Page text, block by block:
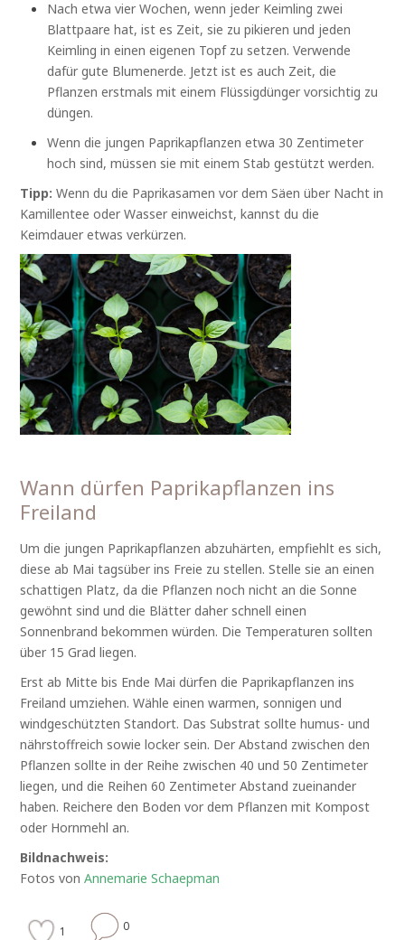
Nach etwa vier Wochen, wenn jeder Keimling zwei
Blattpaare hat, ist es Zeit, sie zu pikieren und jeden
Keimling in einen eigenen Topf zu setzen. Verwende
dafür gute Blumenerde. Jetzt ist es auch Zeit, die
Pflanzen erstmals mit einem Flüssigdünger vorsichtig zu
düngen.
Wenn die jungen Paprikapflanzen etwa 30 Zentimeter
hoch sind, müssen sie mit einem Stab gestützt werden.
Tipp: Wenn du die Paprikasamen vor dem Säen über Nacht in
Kamillentee oder Wasser einweichst, kannst du die
Keimdauer etwas verkürzen.
Wann dürfen Paprikapflanzen ins
Freiland
Um die jungen Paprikapflanzen abzuhärten, empfiehlt es sich,
diese ab Mai tagsüber ins Freie zu stellen. Stelle sie an einen
schattigen Platz, da die Pflanzen noch nicht an die Sonne
gewöhnt sind und die Blätter daher schnell einen
Sonnenbrand bekommen würden. Die Temperaturen sollten
über 15 Grad liegen.
Erst ab Mitte bis Ende Mai dürfen die Paprikapflanzen ins
Freiland umziehen. Wähle einen warmen, sonnigen und
windgeschützten Standort. Das Substrat sollte humus- und
nährstoffreich sowie locker sein. Der Abstand zwischen den
Pflanzen sollte in der Reihe zwischen 40 und 50 Zentimeter
liegen, und die Reihen 60 Zentimeter Abstand zueinander
haben. Reichere den Boden vor dem Pflanzen mit Kompost
oder Hornmehl an.
Bildnachweis:
Fotos vonAnnemarie Schaepman
1 0